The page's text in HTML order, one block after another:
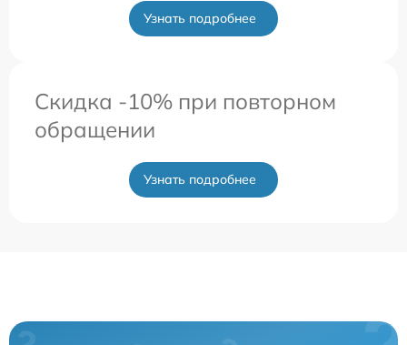
Узнать подробнее
Скидка -10% при повторном
обращении
Узнать подробнее